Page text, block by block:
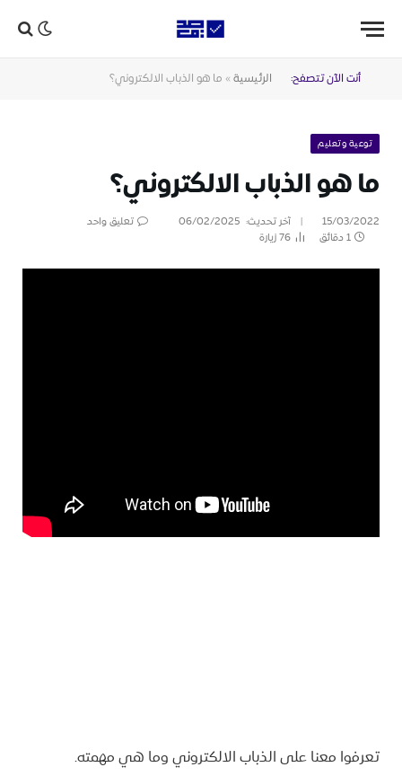
أنت الآن تتصفح: الرئيسية » ما هو الذباب الالكتروني؟
توعية وتعليم
ما هو الذباب الالكتروني؟
15/03/2022 آخر تحديث: 06/02/2025
تعليق واحد
1 دقائق
76زيارة
تعرفوا معنا على الذباب الالكتروني وما هي مهمته.